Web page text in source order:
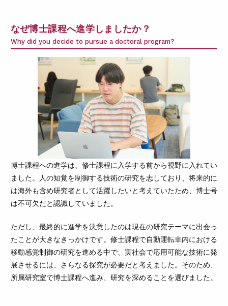
なぜ博士課程へ進学しましたか？
Why did you decide to pursue a doctoral program?
博士課程への進学は、修士課程に入学する前から視野に入れてい
ました。人の知覚を制御する技術の研究を志しており、将来的に
は海外も含め研究者として活躍したいと考えていたため、博士号
は不可欠だと認識していました。
ただし、最終的に進学を決意したのは現在の研究テーマに出会っ
たことが大きなきっかけです。修士課程で自動運転車内における
移動感覚制御の研究を進める中で、実社会で応用可能な技術に発
展させるには、さらなる探究が必要だと考えました。そのため、
所属研究室で博士課程へ進み、研究を深めることを選びました。